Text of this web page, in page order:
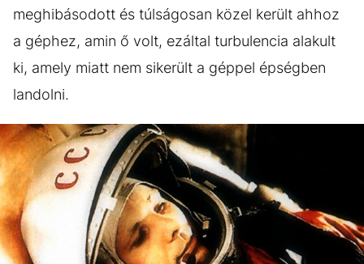
meghibásodott és túlságosan közel került ahhoz
a géphez, amin ő volt, ezáltal turbulencia alakult
ki, amely miatt nem sikerült a géppel épségben
landolni.